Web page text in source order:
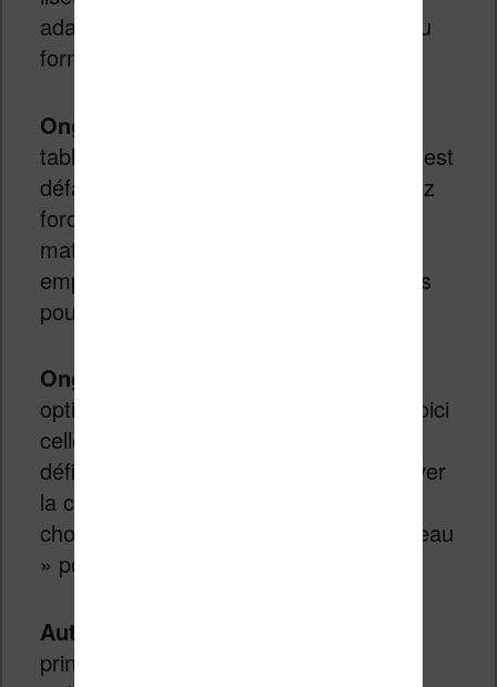
adapte les dimensions et les marges au
format d’écran de votre appareil.
Onglet « Table des matières »
table des matières de l’ebook d’origine est
défaillante ou interminable, vous pouvez
forcer la génération d’une table des
matières automatique, ou au contraire
empêcher l’ajout des chapitres détectés
pour éviter les doublons.
Onglet « Sortie »
options intéressantes se cachent ici. Voici
celles à étudier : ignorer les marges
définies dans le fichier source, désactiver
la compression du contenu, ou encore
choisir un type de fichier MOBI « nouveau
» pour une meilleure compatibilité.
Autres réglages utiles
principal, on peut aussi désactiver le